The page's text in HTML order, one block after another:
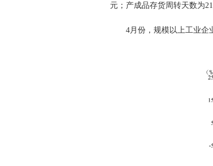
元；产成品存货周转天数为
4月份，规模以上工业企